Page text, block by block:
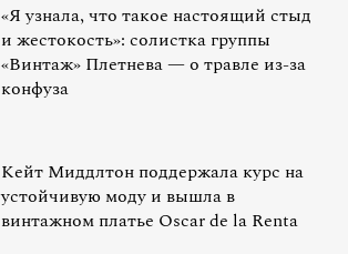
«Я узнала, что такое настоящий стыд
и жестокость»: солистка группы
«Винтаж» Плетнева — о травле из-за
конфуза
Кейт Миддлтон поддержала курс на
устойчивую моду и вышла в
винтажном платье Oscar de la Renta